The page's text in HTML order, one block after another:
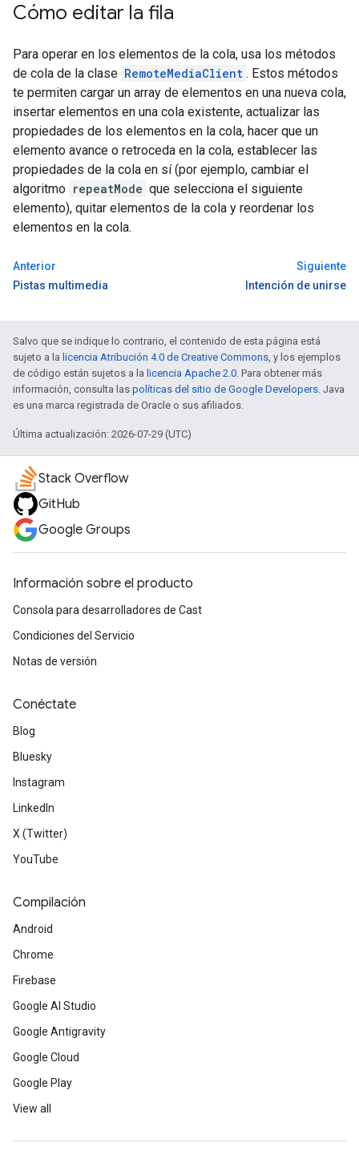
Cómo editar la fila
Para operar en los elementos de la cola, usa los métodos
de cola de la clase RemoteMediaClient . Estos métodos
te permiten cargar un array de elementos en una nueva cola,
insertar elementos en una cola existente, actualizar las
propiedades de los elementos en la cola, hacer que un
elemento avance o retroceda en la cola, establecer las
propiedades de la cola en sí (por ejemplo, cambiar el
algoritmo repeatMode que selecciona el siguiente
elemento), quitar elementos de la cola y reordenar los
elementos en la cola.
Anterior
Pistas multimedia
Siguiente
Intención de unirse
Salvo que se indique lo contrario, el contenido de esta página está
sujeto a la licencia Atribución 4.0 de Creative Commons, y los ejemplos
de código están sujetos a la licencia Apache 2.0. Para obtener más
información, consulta las políticas del sitio de Google Developers. Java
es una marca registrada de Oracle o sus afiliados.
Última actualización: 2026-07-29 (UTC)
Stack Overflow
GitHub
Google Groups
Información sobre el producto
Consola para desarrolladores de Cast
Condiciones del Servicio
Notas de versión
Conéctate
Blog
Bluesky
Instagram
LinkedIn
X (Twitter)
YouTube
Compilación
Android
Chrome
Firebase
Google AI Studio
Google Antigravity
Google Cloud
Google Play
View all